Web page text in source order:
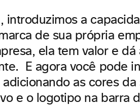
introduzimos a
de sua própria
ela tem valor e
E agora você pode
as cores
e o logotipo na barra